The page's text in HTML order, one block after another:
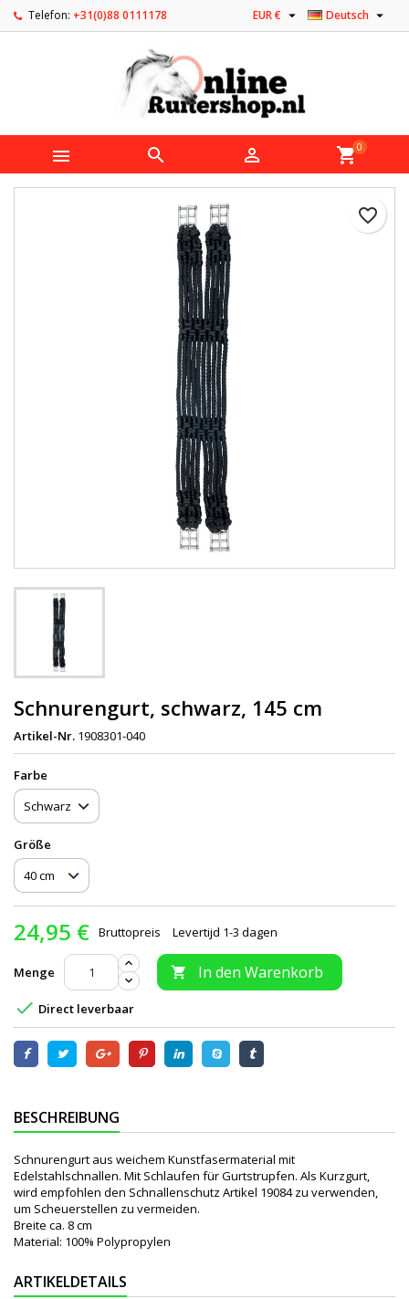
Telefon: +31(0)88 0111178 Deutsch 
EUR € 
   shopping_cart0
favorite_border
Schnurengurt, schwarz, 145 cm
Artikel-Nr. 1908301-040
Farbe
Größe
24,95 € Bruttopreis Levertijd 1-3 dagen
Menge  In den Warenkorb
 Direct leverbaar
BESCHREIBUNG
Schnurengurt aus weichem Kunstfasermaterial mit
Edelstahlschnallen. Mit Schlaufen für Gurtstrupfen. Als Kurzgurt,
wird empfohlen den Schnallenschutz Artikel 19084 zu verwenden,
um Scheuerstellen zu vermeiden.
Breite ca. 8 cm
Material: 100% Polypropylen
ARTIKELDETAILS